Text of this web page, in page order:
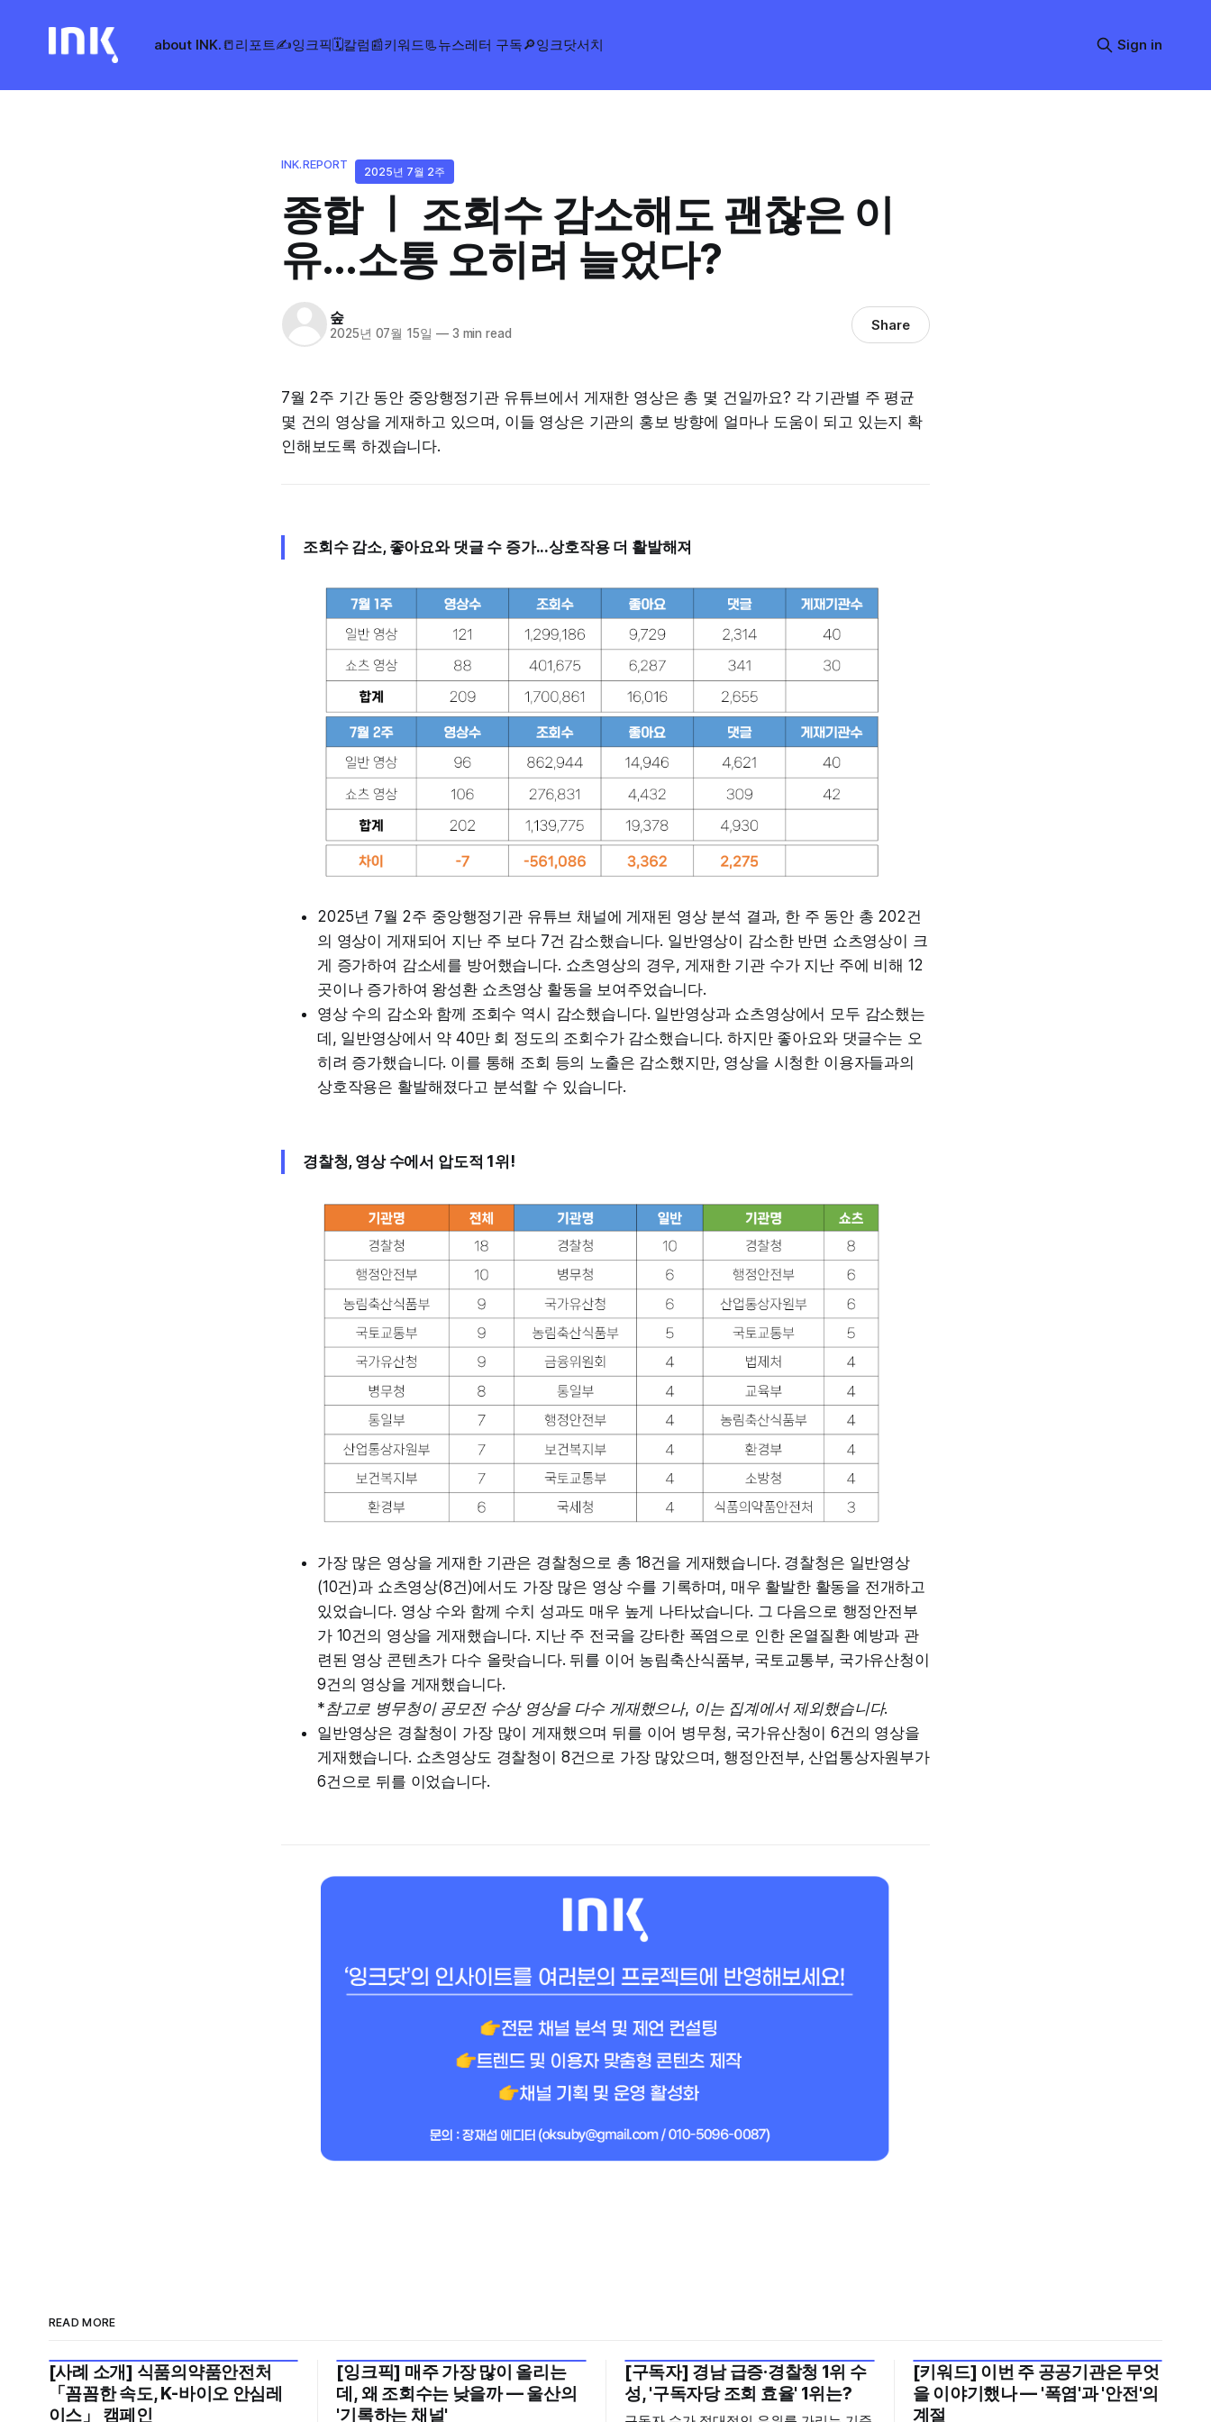
about INK.📒리포트✍️잉크픽🗓️칼럼📰키워드📃뉴스레터 구독🔎잉크닷서치 Sign in
INK.REPORT
2025년 7월 2주
종합 ㅣ 조회수 감소해도 괜찮은 이
유...소통 오히려 늘었다?
숲
2025년 07월 15일 —3 min read Share
7월 2주 기간 동안 중앙행정기관 유튜브에서 게재한 영상은 총 몇 건일까요? 각 기관별 주 평균
몇 건의 영상을 게재하고 있으며, 이들 영상은 기관의 홍보 방향에 얼마나 도움이 되고 있는지 확
인해보도록 하겠습니다.
조회수 감소, 좋아요와 댓글 수 증가...상호작용 더 활발해져
2025년 7월 2주 중앙행정기관 유튜브 채널에 게재된 영상 분석 결과, 한 주 동안 총 202건
의 영상이 게재되어 지난 주 보다 7건 감소했습니다. 일반영상이 감소한 반면 쇼츠영상이 크
게 증가하여 감소세를 방어했습니다. 쇼츠영상의 경우, 게재한 기관 수가 지난 주에 비해 12
곳이나 증가하여 왕성환 쇼츠영상 활동을 보여주었습니다.
영상 수의 감소와 함께 조회수 역시 감소했습니다. 일반영상과 쇼츠영상에서 모두 감소했는
데, 일반영상에서 약 40만 회 정도의 조회수가 감소했습니다. 하지만 좋아요와 댓글수는 오
히려 증가했습니다. 이를 통해 조회 등의 노출은 감소했지만, 영상을 시청한 이용자들과의
상호작용은 활발해졌다고 분석할 수 있습니다.
경찰청, 영상 수에서 압도적 1위!
가장 많은 영상을 게재한 기관은 경찰청으로 총 18건을 게재했습니다. 경찰청은 일반영상
(10건)과 쇼츠영상(8건)에서도 가장 많은 영상 수를 기록하며, 매우 활발한 활동을 전개하고
있었습니다. 영상 수와 함께 수치 성과도 매우 높게 나타났습니다. 그 다음으로 행정안전부
가 10건의 영상을 게재했습니다. 지난 주 전국을 강타한 폭염으로 인한 온열질환 예방과 관
련된 영상 콘텐츠가 다수 올랏습니다. 뒤를 이어 농림축산식품부, 국토교통부, 국가유산청이
9건의 영상을 게재했습니다.
*참고로 병무청이 공모전 수상 영상을 다수 게재했으나, 이는 집계에서 제외했습니다.
일반영상은 경찰청이 가장 많이 게재했으며 뒤를 이어 병무청, 국가유산청이 6건의 영상을
게재했습니다. 쇼츠영상도 경찰청이 8건으로 가장 많았으며, 행정안전부, 산업통상자원부가
6건으로 뒤를 이었습니다.
READ MORE
2026년 7월 5주
[사례 소개] 식품의약품안전처
「꼼꼼한 속도, K-바이오 안심레
이스」 캠페인
2026년 7월 5주
[잉크픽] 매주 가장 많이 올리는
데, 왜 조회수는 낮을까 — 울산의
'기록하는 채널'
2026년 7월 5주
[구독자] 경남 급증·경찰청 1위 수
성, '구독자당 조회 효율' 1위는?
2026년 7월 5주
[키워드] 이번 주 공공기관은 무엇
을 이야기했나 — '폭염'과 '안전'의
계절